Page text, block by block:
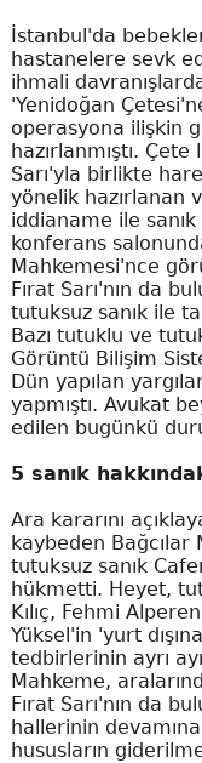
İstanbul'da
hastanelere sevk
ihmali
'Yenidoğan
operasyona ilişkin
hazırlanmıştı.
Sarı'yla birlikte
yönelik hazırlanan
iddianame ile
konferans
Mahkemesi'nce
Fırat Sarı'nın da
tutuksuz sanık ile
Bazı tutuklu ve
Görüntü Bilişim
Dün yapılan
yapmıştı. Avukat
edilen bugünkü
5 sanık
Ara kararını
kaybeden Bağcılar
tutuksuz sanık
hükmetti. Heyet,
Kılıç, Fehmi
Yüksel'in 'yurt
tedbirlerinin ayrı
Mahkeme,
Fırat Sarı'nın da
hallerinin
hususların